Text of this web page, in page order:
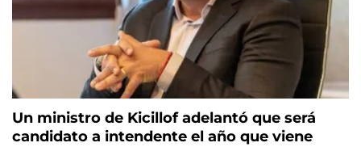
Un ministro de Kicillof adelantó que será
candidato a intendente el año que viene